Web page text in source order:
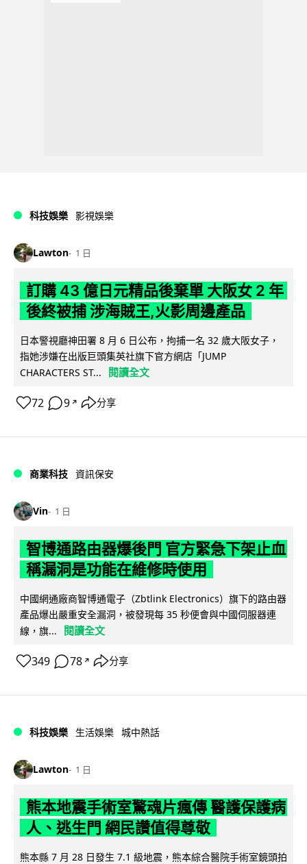
科技娛樂 影視娛樂
Lawton 1 日
訂購 43 億日元精品後棄單 大阪女 2 年
後終被捕 涉海賊王,火影周邊產品
日本警視廳神田署 8 月 6 日公布，拘捕一名 32 歲大阪女子，
指她涉嫌在出版巨頭集英社旗下官方網店「JUMP
CHARACTERS ST...
閱讀全文
72 9 ↗ 分享
商業科技 資訊保安
Vin 1 日
智博通路由器爆後門 官方緊急下架止血
稱漏洞是功能在維修時使用
中國網通廠商智博通電子（Zbtlink Electronics）旗下的路由器
產品爆出嚴重安全漏洞，被發現每 35 秒便會與中國伺服器連
線，旗...
閱讀全文
349 78 ↗ 分享
科技娛樂 生活娛樂 城中熱話
Lawton 1 日
熊本地震手術室驚魂片瘋傳 醫護保護病
人、逃生門 網民讚值得尊敬
熊本縣 7 月 28 日發生 7.1 級地震，熊本綜合醫院手術室鏡頭拍